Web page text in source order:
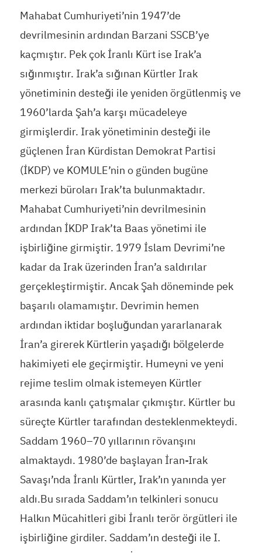
Mahabat Cumhuriyeti’nin 1947’de
devrilmesinin ardından Barzani SSCB’ye
kaçmıştır. Pek çok İranlı Kürt ise Irak’a
sığınmıştır. Irak’a sığınan Kürtler Irak
yönetiminin desteği ile yeniden örgütlenmiş ve
1960’larda Şah’a karşı mücadeleye
girmişlerdir. Irak yönetiminin desteği ile
güçlenen İran Kürdistan Demokrat Partisi
(İKDP) ve KOMULE’nin o günden bugüne
merkezi büroları Irak’ta bulunmaktadır.
Mahabat Cumhuriyeti’nin devrilmesinin
ardından İKDP Irak’ta Baas yönetimi ile
işbirliğine girmiştir. 1979 İslam Devrimi’ne
kadar da Irak üzerinden İran’a saldırılar
gerçekleştirmiştir. Ancak Şah döneminde pek
başarılı olamamıştır. Devrimin hemen
ardından iktidar boşluğundan yararlanarak
İran’a girerek Kürtlerin yaşadığı bölgelerde
hakimiyeti ele geçirmiştir. Humeyni ve yeni
rejime teslim olmak istemeyen Kürtler
arasında kanlı çatışmalar çıkmıştır. Kürtler bu
süreçte Kürtler tarafından desteklenmekteydi.
Saddam 1960–70 yıllarının rövanşını
almaktaydı. 1980’de başlayan İran-Irak
Savaşı’nda İranlı Kürtler, Irak’ın yanında yer
aldı.Bu sırada Saddam’ın telkinleri sonucu
Halkın Mücahitleri gibi İranlı terör örgütleri ile
işbirliğine girdiler. Saddam’ın desteği ile I.